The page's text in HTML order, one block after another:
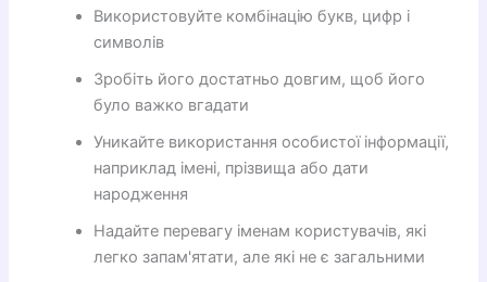
Використовуйте комбінацію букв, цифр і
символів
Зробіть його достатньо довгим, щоб його
було важко вгадати
Уникайте використання особистої інформації,
наприклад імені, прізвища або дати
народження
Надайте перевагу іменам користувачів, які
легко запам'ятати, але які не є загальними